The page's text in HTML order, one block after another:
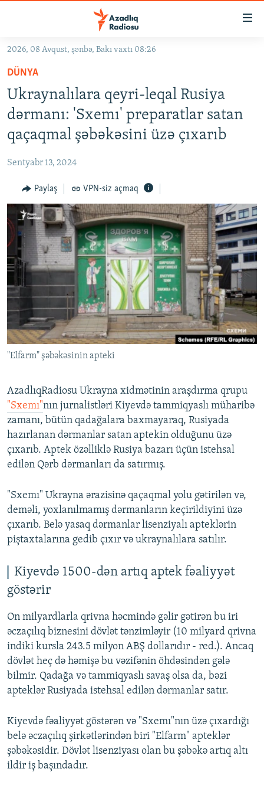
Əsas
qayıt
Əsas
naviqasiyaya
qayıt
Axtarışa
#İZAHLA
KORRUPSIOMETR
QANUNI DOĞRU
ARAŞDIRMA
MULTIMEDIA
VIDEO
FOTOQALEREYA
KARIKATURA
RADIO ARXIV
OXU ZALI
AZƏRBAYCAN ƏDƏBIYYATI KITABXANASI
İSLAM VƏ DEMOKRATIYA
İZ - MƏDƏNIYYƏT PROQRAMI
HAQQIMIZDA
PEŞƏ ETIKASI VƏ JURNALISTIKA STANDARTLARIMIZ
MATERIALLARIMIZDAN ISTIFADƏ
AZADLIQRADIOSU MOBIL TELEFONUNUZDA
BIZIMLƏ ƏLAQƏ
BIZI IZLƏ
RFE/RL-in bütün saytları
2026, 08 Avqust, şənbə, Bakı vaxtı 08:26
DÜNYA
Ukraynalılara qeyri-leqal Rusiya
dərmanı: 'Sxemı' preparatlar satan
qaçaqmal şəbəkəsini üzə çıxarıb
Sentyabr 13, 2024
Paylaş VPN-siz açmaq
"Elfarm" şəbəkəsinin apteki
AzadlıqRadiosu Ukrayna xidmətinin araşdırma qrupu
"Sxemı"nın jurnalistləri Kiyevdə tammiqyaslı müharibə
zamanı, bütün qadağalara baxmayaraq, Rusiyada
hazırlanan dərmanlar satan aptekin olduğunu üzə
çıxarıb. Aptek özəlliklə Rusiya bazarı üçün istehsal
edilən Qərb dərmanları da satırmış.
"Sxemı" Ukrayna ərazisinə qaçaqmal yolu gətirilən və,
deməli, yoxlanılmamış dərmanların keçirildiyini üzə
çıxarıb. Belə yasaq dərmanlar lisenziyalı apteklərin
piştaxtalarına gedib çıxır və ukraynalılara satılır.
Kiyevdə 1500-dən artıq aptek fəaliyyət
göstərir
On milyardlarla qrivna həcmində gəlir gətirən bu iri
əczaçılıq biznesini dövlət tənzimləyir (10 milyard qrivna
indiki kursla 243.5 milyon ABŞ dollarıdır - red.). Ancaq
dövlət heç də həmişə bu vəzifənin öhdəsindən gələ
bilmir. Qadağa və tammiqyaslı savaş olsa da, bəzi
apteklər Rusiyada istehsal edilən dərmanlar satır.
Kiyevdə fəaliyyət göstərən və "Sxemı"nın üzə çıxardığı
belə əczaçılıq şirkətlərindən biri "Elfarm" apteklər
şəbəkəsidir. Dövlət lisenziyası olan bu şəbəkə artıq altı
ildir iş başındadır.